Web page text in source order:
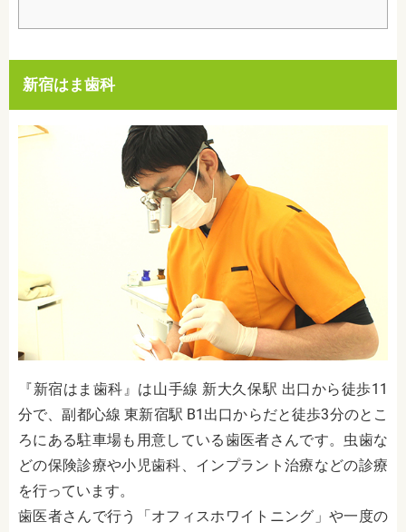
新宿はま歯科
『新宿はま歯科』は山手線 新大久保駅 出口から徒歩11
分で、副都心線 東新宿駅 B1出口からだと徒歩3分のとこ
ろにある駐車場も用意している歯医者さんです。 虫歯な
どの保険診療や小児歯科、インプラント治療などの診療
を行っています。
歯医者さんで行う「オフィスホワイトニング」や一度の